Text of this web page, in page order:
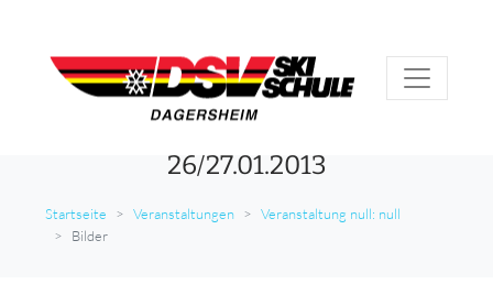
26/27.01.2013
Startseite Veranstaltungen
Veranstaltung null: null
Bilder